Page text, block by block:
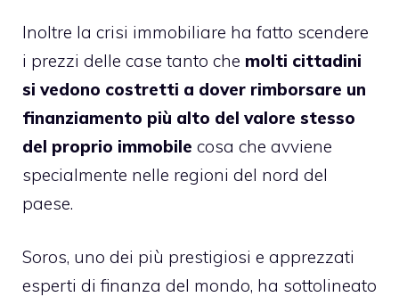
Inoltre la crisi immobiliare ha fatto scendere
i prezzi delle case tanto che molti cittadini
si vedono costretti a dover rimborsare un
finanziamento più alto del valore stesso
del proprio immobile cosa che avviene
specialmente nelle regioni del nord del
paese.
Soros, uno dei più prestigiosi e apprezzati
esperti di finanza del mondo, ha sottolineato